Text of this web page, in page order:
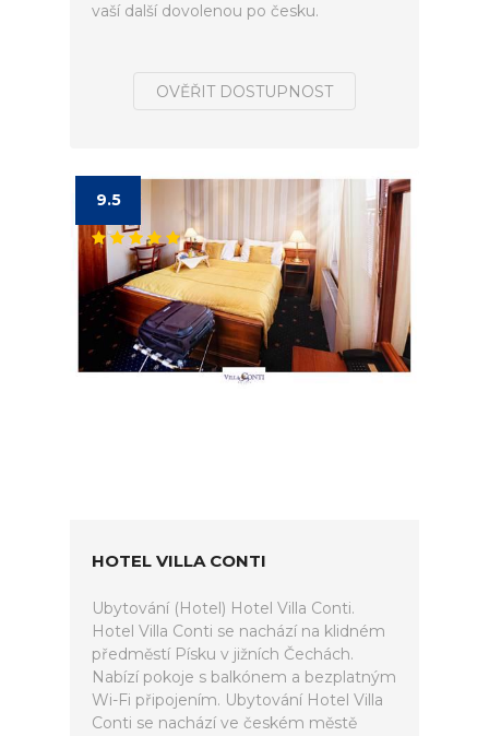
vaší další dovolenou po česku.
OVĚŘIT DOSTUPNOST
9.5
HOTEL VILLA CONTI
Ubytování (Hotel) Hotel Villa Conti.
Hotel Villa Conti se nachází na klidném
předměstí Písku v jižních Čechách.
Nabízí pokoje s balkónem a bezplatným
Wi-Fi připojením. Ubytování Hotel Villa
Conti se nachází ve českém městě